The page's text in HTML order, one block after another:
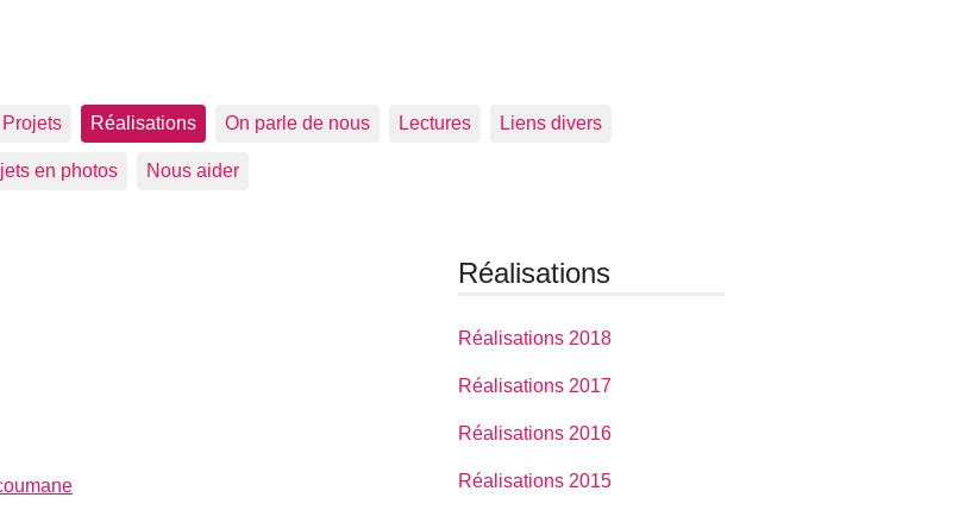
Projets Réalisations On parle de nous Lectures Liens divers
en photos Nous aider
Réalisations
Réalisations 2018
Réalisations 2017
Réalisations 2016
Réalisations 2015